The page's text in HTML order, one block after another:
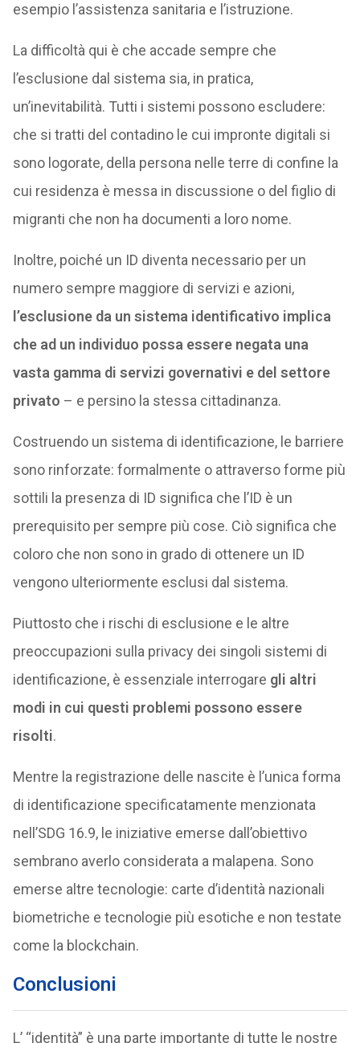
esempio l’assistenza sanitaria e l’istruzione.
La difficoltà qui è che accade sempre che
l’esclusione dal sistema sia, in pratica,
un’inevitabilità. Tutti i sistemi possono escludere:
che si tratti del contadino le cui impronte digitali si
sono logorate, della persona nelle terre di confine la
cui residenza è messa in discussione o del figlio di
migranti che non ha documenti a loro nome.
Inoltre, poiché un ID diventa necessario per un
numero sempre maggiore di servizi e azioni,
l’esclusione da un sistema identificativo implica
che ad un individuo possa essere negata una
vasta gamma di servizi governativi e del settore
privato – e persino la stessa cittadinanza.
Costruendo un sistema di identificazione, le barriere
sono rinforzate: formalmente o attraverso forme più
sottili la presenza di ID significa che l’ID è un
prerequisito per sempre più cose. Ciò significa che
coloro che non sono in grado di ottenere un ID
vengono ulteriormente esclusi dal sistema.
Piuttosto che i rischi di esclusione e le altre
preoccupazioni sulla privacy dei singoli sistemi di
identificazione, è essenziale interrogare gli altri
modi in cui questi problemi possono essere
risolti.
Mentre la registrazione delle nascite è l’unica forma
di identificazione specificatamente menzionata
nell’SDG 16.9, le iniziative emerse dall’obiettivo
sembrano averlo considerata a malapena. Sono
emerse altre tecnologie: carte d’identità nazionali
biometriche e tecnologie più esotiche e non testate
come la blockchain.
Conclusioni
L’ “identità” è una parte importante di tutte le nostre